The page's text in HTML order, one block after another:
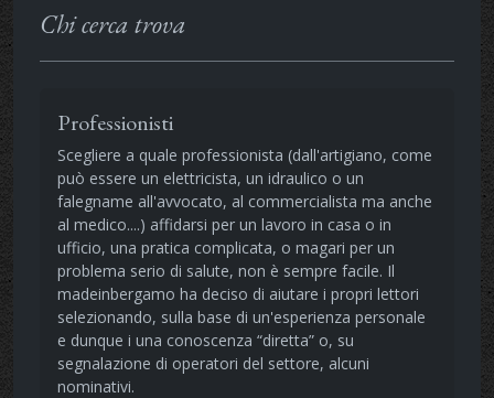
Chi cerca trova
Professionisti
Scegliere a quale professionista (dall'artigiano, come
può essere un elettricista, un idraulico o un
falegname all'avvocato, al commercialista ma anche
al medico....) affidarsi per un lavoro in casa o in
ufficio, una pratica complicata, o magari per un
problema serio di salute, non è sempre facile. Il
madeinbergamo ha deciso di aiutare i propri lettori
selezionando, sulla base di un'esperienza personale
e dunque i una conoscenza “diretta” o, su
segnalazione di operatori del settore, alcuni
nominativi.